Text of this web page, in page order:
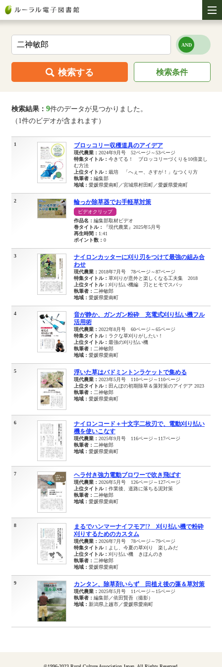
検索する 検索条件
検索結果： 9件のデータが見つかりました。
（1件のビデオが含まれます）
1 ブロッコリー収穫道具のアイデア
現代農業： 2024年9月号 52ページ～53ページ
特集タイトル： 今きてる！ ブロッコリーづくりを10倍楽し
む方法
上位タイトル： 栽培 「へぇー、さすが！」なつくり方
執筆者： 編集部
地域： 愛媛県愛南町／宮城県村田町／愛媛県愛南町
2 輪っか除草器でお手軽草対策
ビデオクリップ
作品名： 編集部取材ビデオ
巻タイトル：
『現代農業』2025年5月号
再生時間： 1:41
ポイント数： 0
3
ナイロンカッターに刈り刃をつけて最強の組み合
わせ
現代農業： 2018年7月号 78ページ～87ページ
特集タイトル： 草刈りが意外と楽しくなる工夫集 2018
上位タイトル： 刈り払い機編 刃とヒモでスパッ
執筆者： 二神敏郎
地域： 愛媛県愛南町
4
音が静か、ガンガン粉砕 充電式刈り払い機フル
活用術
現代農業： 2022年8月号 60ページ～65ページ
特集タイトル： ラクな草刈りがしたい！
上位タイトル： 最強の刈り払い機
執筆者： 二神敏郎
地域： 愛媛県愛南町
5 浮いた草はバドミントンラケットで集める
現代農業： 2023年5月号 110ページ～110ページ
上位タイトル： 田んぼの初期除草＆藻対策のアイデア 2023
執筆者： 二神敏郎
地域： 愛媛県愛南町
6
ナイロンコード＋十文字二枚刃で、電動刈り払い
機を使いこなす
現代農業： 2025年9月号 116ページ～117ページ
執筆者： 二神敏郎
地域： 愛媛県愛南町
7 ヘラ付き強力電動ブロワーで吹き飛ばす
現代農業： 2026年5月号 126ページ～127ページ
上位タイトル： 作業後、道路に落ちる泥対策
執筆者： 二神敏郎
地域： 愛媛県愛南町
8
まるでハンマーナイフモア!? 刈り払い機で粉砕
刈りするためのカスタム
現代農業： 2026年7月号 78ページ～79ページ
特集タイトル： よし、今夏の草刈り 楽しみだ
上位タイトル： 刈り払い機 きほんのき
執筆者： 二神敏郎
地域： 愛媛県愛南町
9 カンタン、除草剤いらず 田植え後の藻＆草対策
現代農業： 2025年5月号 11ページ～15ページ
執筆者： 編集部／依田賢吾（撮影）
地域： 新潟県上越市／愛媛県愛南町